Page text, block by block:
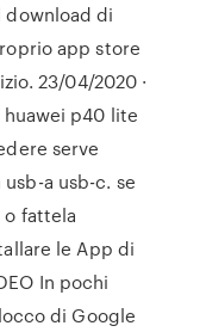
di
app store
23/04/2020 ·
p40 lite
serve
a usb-c. se
o fattela
le App di
In pochi
di Google